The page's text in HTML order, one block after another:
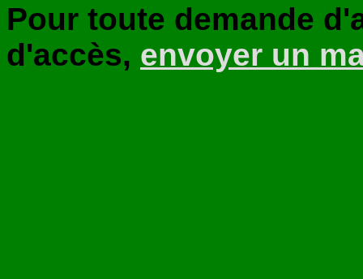
Pour toute demande
d'accès, envoyer un